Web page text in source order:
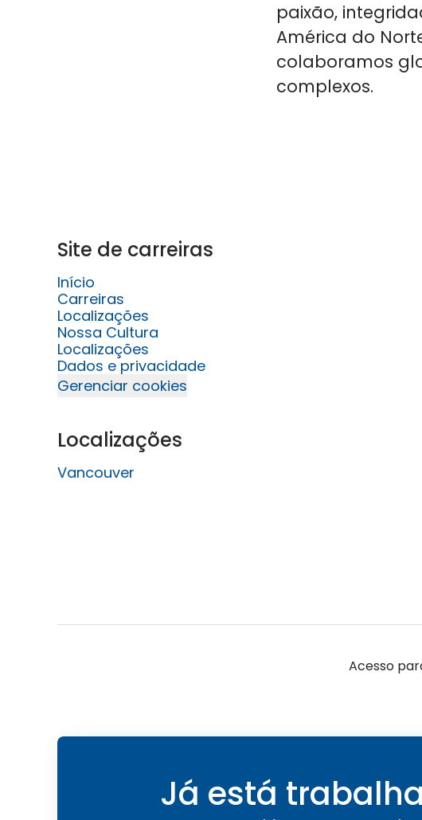
paixão,
América do
colaboramos
complexos.
Site de carreiras
Início
Carreiras
Localizações
Nossa Cultura
Localizações
Dados e privacidade
Gerenciar cookies
Localizações
Vancouver
Acesso
Já está